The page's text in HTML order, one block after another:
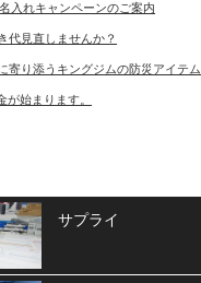
入れキャンペーンのご案内
代見直しませんか？
寄り添うキングジムの防災アイテム
が始まります。
サプライ